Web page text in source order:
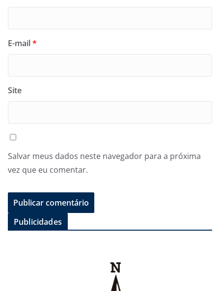
E-mail*
Site
Salvar meus dados neste navegador para a próxima
vez que eu comentar.
Publicidades